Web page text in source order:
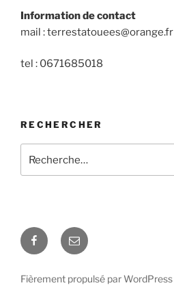
Information de contact
mail : terrestatouees@orange.fr
tel : 0671685018
RECHERCHER
pour
Facebook
E-
mail
Fièrement propulsé par WordPress